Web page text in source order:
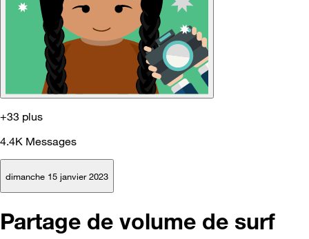
+33 plus
4.4K Messages
dimanche 15 janvier 2023
Partage de volume de surf